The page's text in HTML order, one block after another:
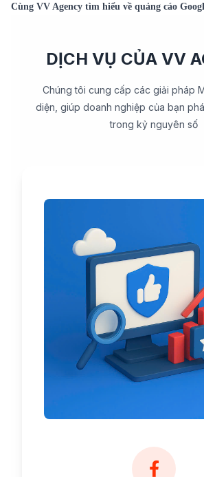
Cùng VV Agency tìm hiểu về quảng cáo
DỊCH VỤ CỦA VV
Chúng tôi cung cấp các giải pháp
diện, giúp doanh nghiệp của bạn
trong kỷ nguyên số